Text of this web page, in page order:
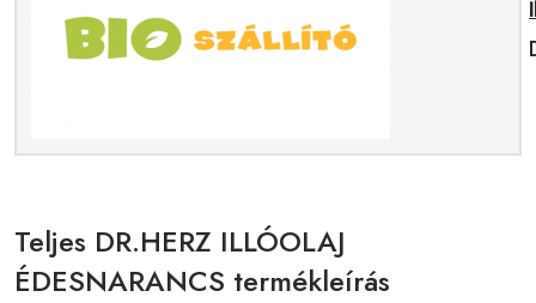
Teljes DR.HERZ ILLÓOLAJ
ÉDESNARANCS termékleírás